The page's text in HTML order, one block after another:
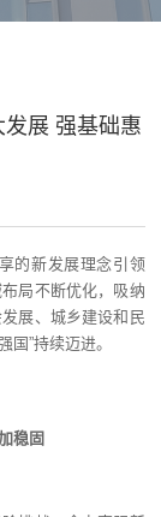
展 强基础惠
的新发展理念引领
局不断优化，吸纳
展、城乡建设和民
强国”持续迈进。
稳固